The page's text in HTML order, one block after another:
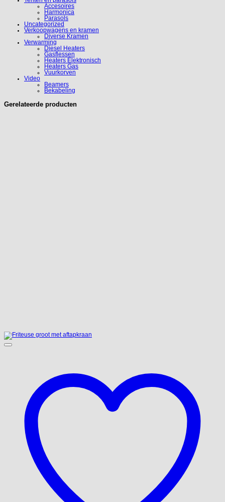
Accesoires
Harmonica
Parasols
Uncategorized
Verkoopwagens en kramen
Diverse Kramen
Verwarming
Diesel Heaters
Gasflessen
Heaters Elektronisch
Heaters Gas
Vuurkorven
Video
Beamers
Bekabeling
Gerelateerde producten